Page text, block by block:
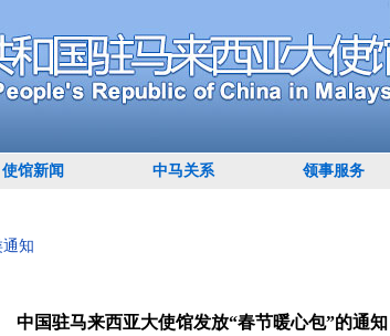
使馆新闻 中马关系 领事服务
知
中国驻马来西亚大使馆发放“春节暖心包”的通知